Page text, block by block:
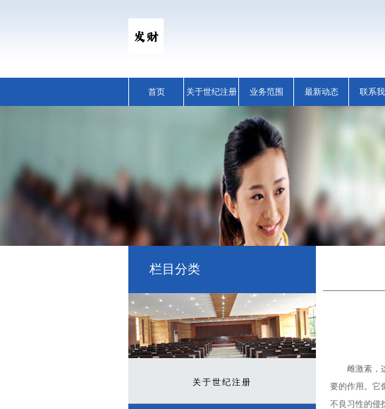
首页 关于世纪注册 业务范围 最新动态 联系
栏目分类
关于世纪注册
雌激素，
要的作用。它
不良习性的侵